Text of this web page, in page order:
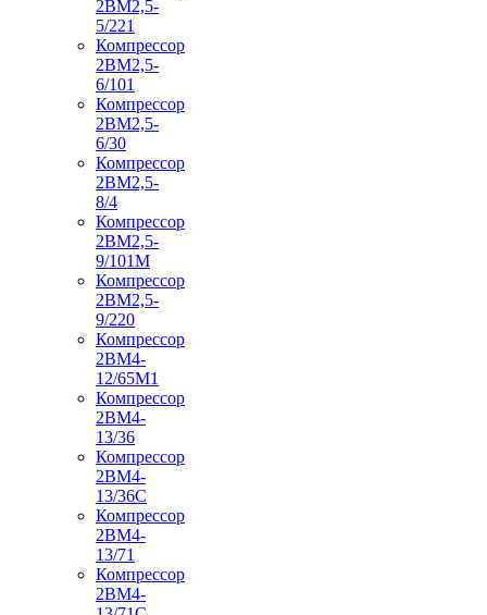
2ВМ2,5-
5/221
Компрессор
2ВМ2,5-
6/101
Компрессор
2ВМ2,5-
6/30
Компрессор
2ВМ2,5-
8/4
Компрессор
2ВМ2,5-
9/101М
Компрессор
2ВМ2,5-
9/220
Компрессор
2ВМ4-
12/65М1
Компрессор
2ВМ4-
13/36
Компрессор
2ВМ4-
13/36С
Компрессор
2ВМ4-
13/71
Компрессор
2ВМ4-